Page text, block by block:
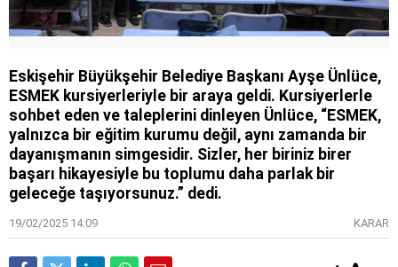
Eskişehir Büyükşehir Belediye Başkanı Ayşe Ünlüce,
ESMEK kursiyerleriyle bir araya geldi. Kursiyerlerle
sohbet eden ve taleplerini dinleyen Ünlüce, “ESMEK,
yalnızca bir eğitim kurumu değil, aynı zamanda bir
dayanışmanın simgesidir. Sizler, her biriniz birer
başarı hikayesiyle bu toplumu daha parlak bir
geleceğe taşıyorsunuz.” dedi.
19/02/2025 14:09 KARAR